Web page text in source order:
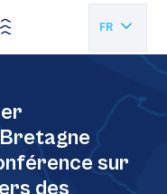
FR
sur
des